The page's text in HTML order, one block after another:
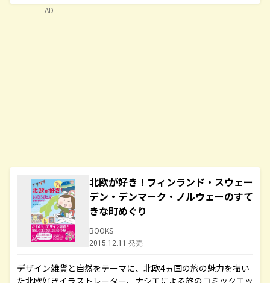
北欧が好き！フィンランド・スウェー
デン・デンマーク・ノルウェーのすて
きな町めぐり
BOOKS
2015.12.11 発売
デザイン雑貨と自然をテーマに、北欧4ヵ国の旅の魅力を描い
た北欧好きイラストレーター、ナシエによる旅のコミックエッ
AD